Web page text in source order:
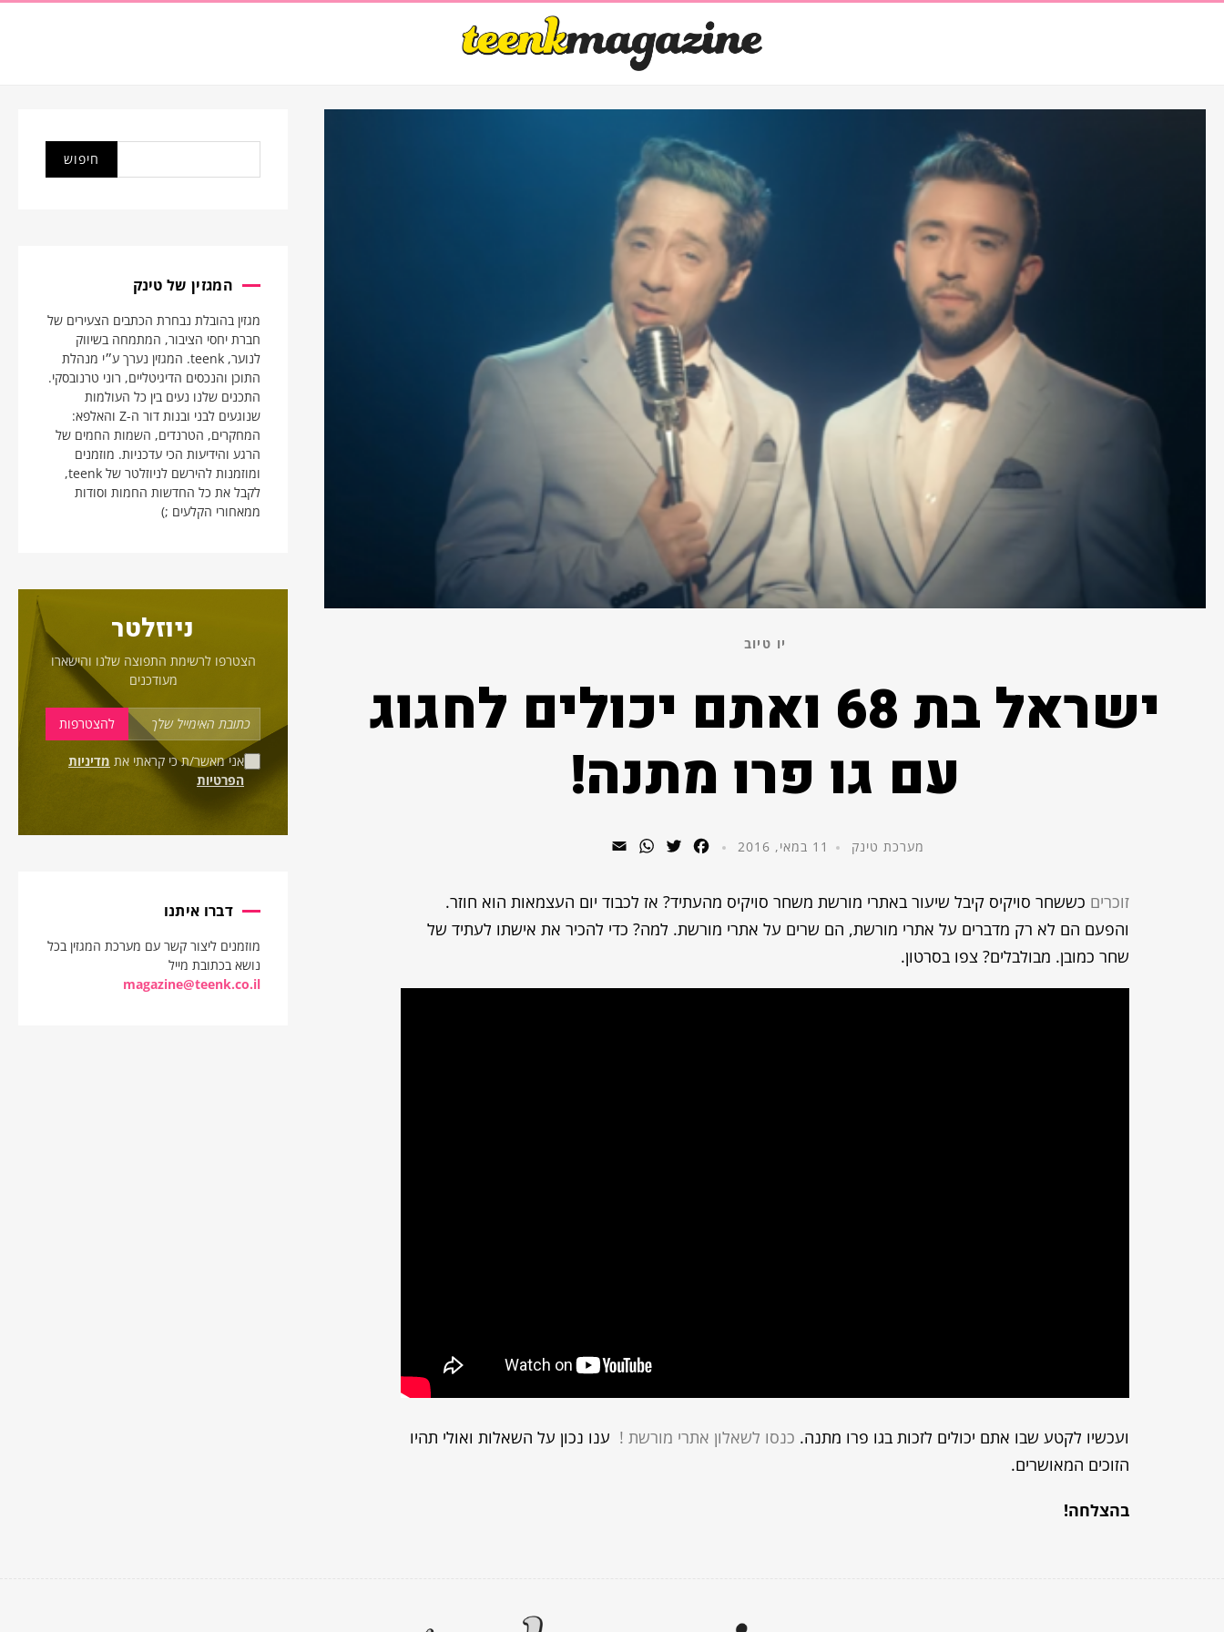
יו טיוב
ישראל בת 68 ואתם יכולים לחגוג
עם גו פרו מתנה!
מערכת טינק 11 במאי, 2016 Facebook
Twitter
WhatsApp
זוכרים כששחר סויקיס קיבל שיעור באתרי מורשת משחר סויקיס מהעתיד? אז לכבוד יום העצמאות הוא חוזר.
והפעם הם לא רק מדברים על אתרי מורשת, הם שרים על אתרי מורשת. למה? כדי להכיר את אישתו לעתיד של
שחר כמובן. מבולבלים? צפו בסרטון.
ועכשיו לקטע שבו אתם יכולים לזכות בגו פרו מתנה. כנסו לשאלון אתרי מורשת ! ענו נכון על השאלות ואולי תהיו
הזוכים המאושרים.
בהצלחה!
המגזין של טינק
מגזין בהובלת נבחרת הכתבים הצעירים של
חברת יחסי הציבור, המתמחה בשיווק
לנוער, teenk. המגזין נערך ע״י מנהלת
התוכן והנכסים הדיגיטליים, רוני טרנובסקי.
התכנים שלנו נעים בין כל העולמות
שנוגעים לבני ובנות דור ה-Z והאלפא:
המחקרים, הטרנדים, השמות החמים של
הרגע והידיעות הכי עדכניות. מוזמנים
ומוזמנות להירשם לניוזלטר של teenk,
לקבל את כל החדשות החמות וסודות
ממאחורי הקלעים ;)
ניוזלטר
הצטרפו לרשימת התפוצה שלנו והישארו
מעודכנים
אני מאשר/ת כי קראתי את מדיניות
הפרטיות
דברו איתנו
מוזמנים ליצור קשר עם מערכת המגזין בכל
נושא בכתובת מייל
magazine@teenk.co.il